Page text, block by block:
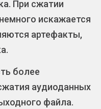
При сжатии
искажается
артефакты,
более
аудиоданных
файла.